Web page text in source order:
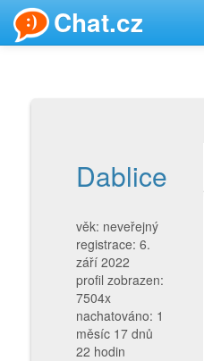
Chat.cz
Dablice
věk: neveřejný
registrace: 6.
září 2022
profil zobrazen:
7504x
nachatováno: 1
měsíc 17 dnů
22 hodin